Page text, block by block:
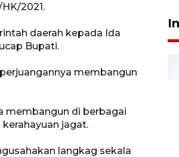
2021.
daerah kepada Ida
Bupati.
membangun
membangun di berbagai
jagat.
langkag sekala